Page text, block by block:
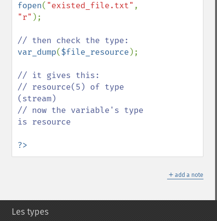
fopen( "existed_file.txt"
"r" );
var_dump($file_resource );
// it gives this:
// resource(5) of type
(stream)
// now the variable's type
is resource
?>
＋ add a note
Les types